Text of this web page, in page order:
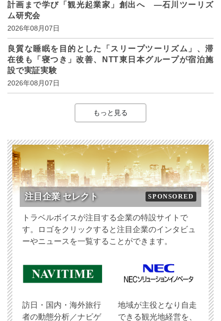
計画まで学び「観光起業家」創出へ ―石川ツーリズ
ム研究会
2026年08月07日
良質な睡眠を目的とした「スリープツーリズム」、滞
在後も「寝つき」改善、NTT東日本グループが宿泊施
設で実証実験
2026年08月07日
もっと見る
注目企業 セレクト SPONSORED
トラベルボイスが注目する企業の特設サイトで
す。ロゴをクリックすると注目企業のインタビュ
ーやニュースを一覧することができます。
訪日・国内・海外旅行
者の動態分析／ナビゲ
地域が主役となり自走
できる観光地経営を、